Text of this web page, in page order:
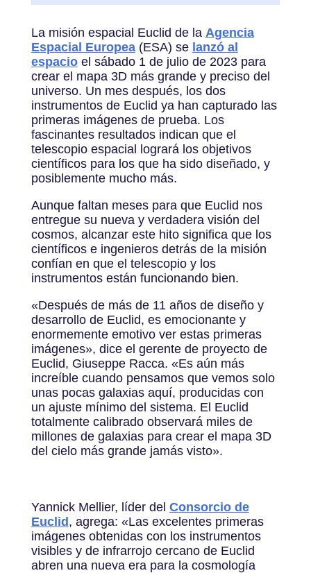
La misión espacial Euclid de la Agencia
Espacial Europea(ESA) se lanzó al
espacioel sábado 1 de julio de 2023 para
crear el mapa 3D más grande y preciso del
universo. Un mes después, los dos
instrumentos de Euclid ya han capturado las
primeras imágenes de prueba. Los
fascinantes resultados indican que el
telescopio espacial logrará los objetivos
científicos para los que ha sido diseñado, y
posiblemente mucho más.
Aunque faltan meses para que Euclid nos
entregue su nueva y verdadera visión del
cosmos, alcanzar este hito significa que los
científicos e ingenieros detrás de la misión
confían en que el telescopio y los
instrumentos están funcionando bien.
«Después de más de 11 años de diseño y
desarrollo de Euclid, es emocionante y
enormemente emotivo ver estas primeras
imágenes», dice el gerente de proyecto de
Euclid, Giuseppe Racca. «Es aún más
increíble cuando pensamos que vemos solo
unas pocas galaxias aquí, producidas con
un ajuste mínimo del sistema. El Euclid
totalmente calibrado observará miles de
millones de galaxias para crear el mapa 3D
del cielo más grande jamás visto».
Yannick Mellier, líder del Consorcio de
Euclid, agrega: «Las excelentes primeras
imágenes obtenidas con los instrumentos
visibles y de infrarrojo cercano de Euclid
abren una nueva era para la cosmología